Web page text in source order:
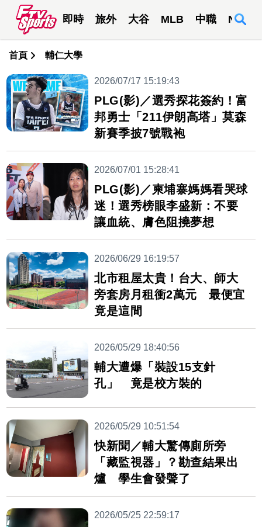
即時 旅外 大谷 MLB 中職 NBA
首頁 輔仁大學
2026/07/17 15:19:43
PLG(影)／選秀探花簽約！富
邦勇士「211伊朗高塔」莫森
新賽季披7號戰袍
2026/07/01 15:28:41
PLG(影)／柬埔寨媽媽看哭球
迷！選秀榜眼李盛新：不要
讓血統、膚色阻撓夢想
2026/06/29 16:19:57
北市租屋太貴！台大、師大
旁套房月租衝2萬元 最便宜
竟是這間
2026/05/29 18:40:56
輔大遭爆「裝設15支針
孔」 竟是校方裝的
2026/05/29 10:51:54
快新聞／輔大驚傳廁所旁
「藏監視器」？勘查結果出
爐 學生會發聲了
2026/05/25 22:59:17